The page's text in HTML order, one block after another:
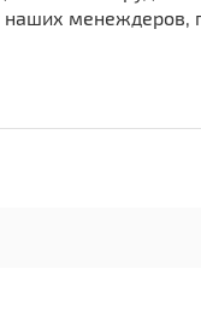
менеждеров,